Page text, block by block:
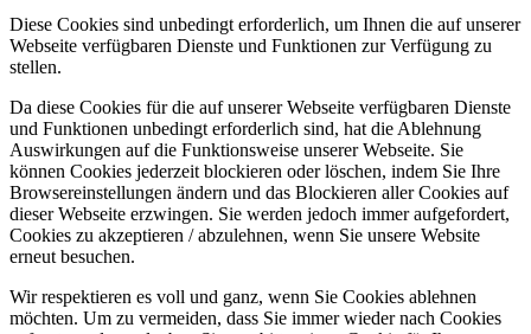
Diese Cookies sind unbedingt erforderlich, um Ihnen die auf unserer
Webseite verfügbaren Dienste und Funktionen zur Verfügung zu
stellen.
Da diese Cookies für die auf unserer Webseite verfügbaren Dienste
und Funktionen unbedingt erforderlich sind, hat die Ablehnung
Auswirkungen auf die Funktionsweise unserer Webseite. Sie
können Cookies jederzeit blockieren oder löschen, indem Sie Ihre
Browsereinstellungen ändern und das Blockieren aller Cookies auf
dieser Webseite erzwingen. Sie werden jedoch immer aufgefordert,
Cookies zu akzeptieren / abzulehnen, wenn Sie unsere Website
erneut besuchen.
Wir respektieren es voll und ganz, wenn Sie Cookies ablehnen
möchten. Um zu vermeiden, dass Sie immer wieder nach Cookies